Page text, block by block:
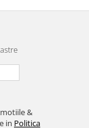
&
in Politica